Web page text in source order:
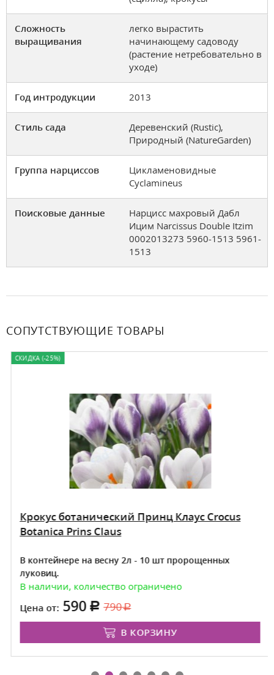
Сложность
выращивания
легко вырастить
начинающему садоводу
(растение нетребовательно в
уходе)
Год интродукции 2013
Стиль сада
Деревенский (Rustic),
Природный (NatureGarden)
Группа нарциссов
Цикламеновидные
Cyclamineus
Поисковые данные
Нарцисс махровый Дабл
Ицим Narcissus Double Itzim
0002013273 5960-1513 5961-
1513
СОПУТСТВУЮЩИЕ ТОВАРЫ
СКИДКА (-25%)
Крокус ботанический Принц Клаус Crocus
Botanica Prins Claus
В контейнере на весну 2л - 10 шт пророщенных
луковиц.
В наличии, количество ограничено
Цена от: 590 790
В КОРЗИНУ